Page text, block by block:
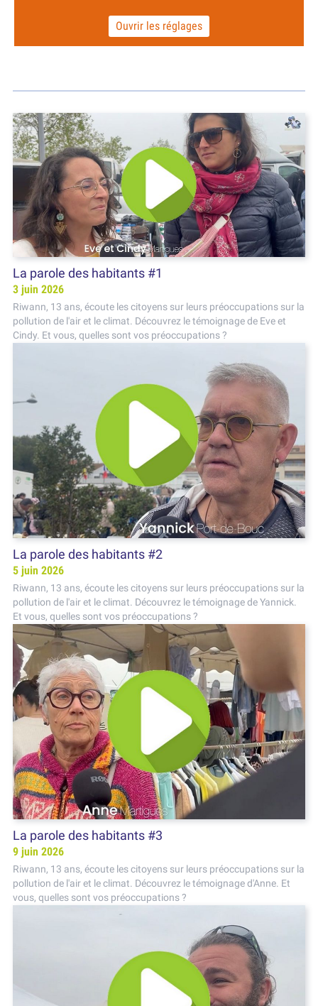
Ouvrir les réglages
La parole des habitants #1
3 juin 2026
Riwann, 13 ans, écoute les citoyens sur leurs préoccupations sur la
pollution de l'air et le climat. Découvrez le témoignage de Eve et
Cindy. Et vous, quelles sont vos préoccupations ?
La parole des habitants #2
5 juin 2026
Riwann, 13 ans, écoute les citoyens sur leurs préoccupations sur la
pollution de l'air et le climat. Découvrez le témoignage de Yannick.
Et vous, quelles sont vos préoccupations ?
La parole des habitants #3
9 juin 2026
Riwann, 13 ans, écoute les citoyens sur leurs préoccupations sur la
pollution de l'air et le climat. Découvrez le témoignage d'Anne. Et
vous, quelles sont vos préoccupations ?